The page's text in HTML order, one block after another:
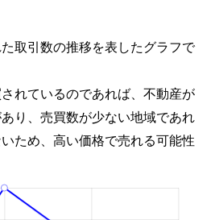
取引数の推移を表したグラフで
れているのであれば、不動産が
り、売買数が少ない地域であれ
ため、高い価格で売れる可能性